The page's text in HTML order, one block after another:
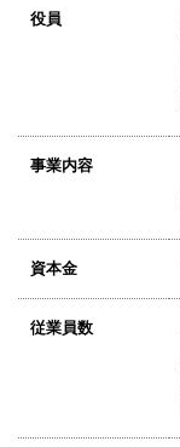
役員
事業内容
資本金
従業員数